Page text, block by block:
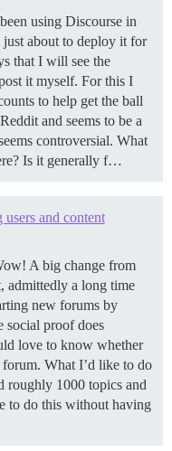
using Discourse in
just about to deploy it for
that I will see the
it myself. For this I
to help get the ball
and seems to be a
controversial. What
Is it generally f…
and content
A big change from
admittedly a long time
new forums by
social proof does
love to know whether
forum. What I’d like to do
roughly 1000 topics and
to do this without having